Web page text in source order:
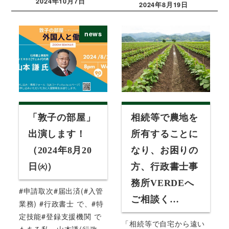
投稿日
投稿日
2024年8月19日
news
「敦子の部屋」
出演します！
（2024年8月20
日㈫）
#申請取次#届出済(#入管
業務) #行政書士 で、#特
定技能#登録支援機関 で
相続等で農地を
所有することに
なり、お困りの
方、行政書士事
務所VERDEへ
ご相談く…
「相続等で自宅から遠い